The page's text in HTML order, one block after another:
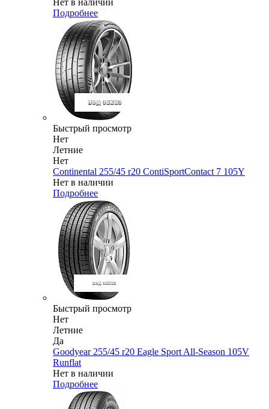
Нет в наличии
Подробнее
Быстрый просмотр
Нет
Летние
Нет
Continental 255/45 r20 ContiSportContact 7 105Y
Нет в наличии
Подробнее
Быстрый просмотр
Нет
Летние
Да
Goodyear 255/45 r20 Eagle Sport All-Season 105V
Runflat
Нет в наличии
Подробнее